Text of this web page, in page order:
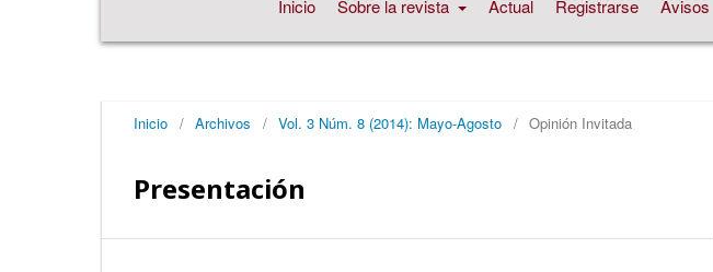
Inicio Sobre la revista Actual Registrarse Avisos
Inicio / Archivos / Vol. 3 Núm. 8 (2014): Mayo-Agosto / Opinión Invitada
Presentación